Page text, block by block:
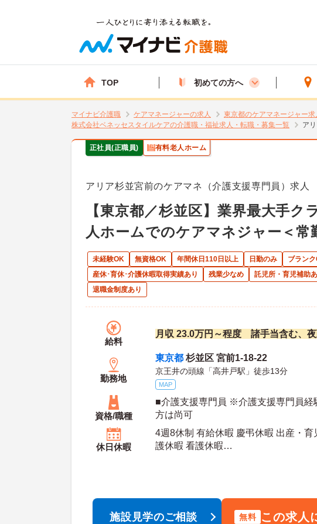
TOP 初めての方へ
マイナビ介護職 ケアマネージャーの求人 東京都のケアマネージャー求
株式会社ベネッセスタイルケアの介護職・福祉求人・転職・募集一覧
ア
正社員(正職員) 有料老人ホーム
アリア杉並宮前のケアマネ（介護支援専門員）求人
【東京都／杉並区】業界最大手
人ホームでのケアマネジャー＜常
未経験OK 無資格OK 年間休日110日以上 日勤のみ ブラン
産休･育休･介護休暇取得実績あり
残業少なめ 託児所・育児補助
退職金制度あり
給料
月収 23.0万円～程度 諸手当含む、夜
勤務地
東京都 杉並区 宮前1-18-22
京王井の頭線「高井戸駅」徒歩13分
MAP
資格/職種
■介護支援専門員 ※介護支援専門員経
方は尚可
休日休暇
4週8休制 有給休暇 慶弔休暇 出産・育
護休暇 看護休暇
施設見学のご相談 無料 この求人